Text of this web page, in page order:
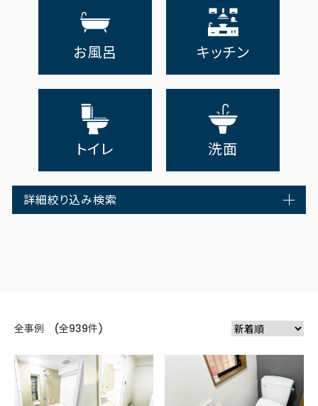
お風呂 キッチン
トイレ 洗面
詳細絞り込み検索
全事例 (全939件)